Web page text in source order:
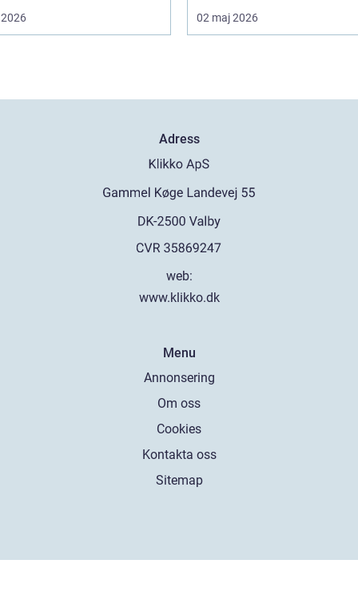
02 maj 2026
Adress
web:
www.klikko.dk
Menu
Annonsering
Om oss
Cookies
Kontakta oss
Sitemap